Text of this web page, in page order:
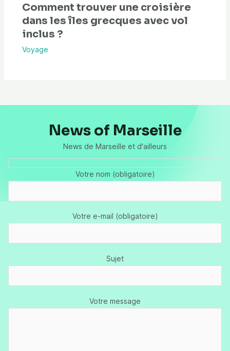
Comment trouver une croisière
dans les îles grecques avec vol
inclus ?
Voyage
News of Marseille
News de Marseille et d'ailleurs
Votre nom (obligatoire)
Votre e-mail (obligatoire)
Sujet
Votre message